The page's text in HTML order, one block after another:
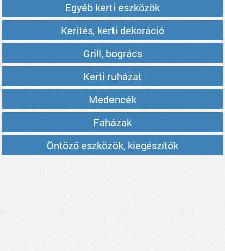
Egyéb kerti eszközök
Kerítés, kerti dekoráció
Grill, bogrács
Kerti ruházat
Medencék
Faházak
Öntöző eszközök, kiegészítők